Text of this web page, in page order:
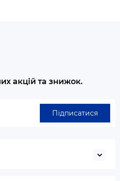
акцій та знижок.
Підписатися